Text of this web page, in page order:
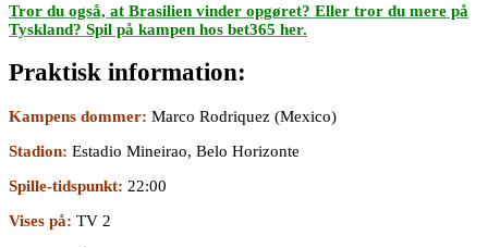
Tror du også, at Brasilien vinder opgøret? Eller tror du mere på
Tyskland? Spil på kampen hos bet365 her.
Praktisk information:
Kampens dommer: Marco Rodriquez (Mexico)
Stadion: Estadio Mineirao, Belo Horizonte
Spille-tidspunkt: 22:00
Vises på: TV 2